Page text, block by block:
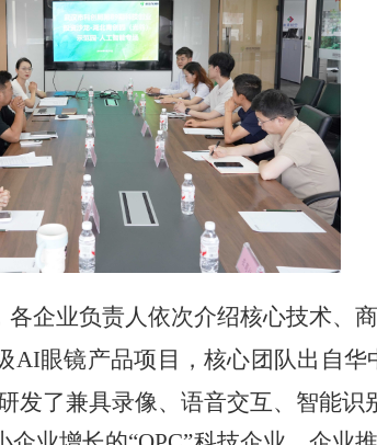
企业负责人依次介绍核心技术、商
眼镜产品项目，核心团队出自华
了兼具录像、语音交互、智能识